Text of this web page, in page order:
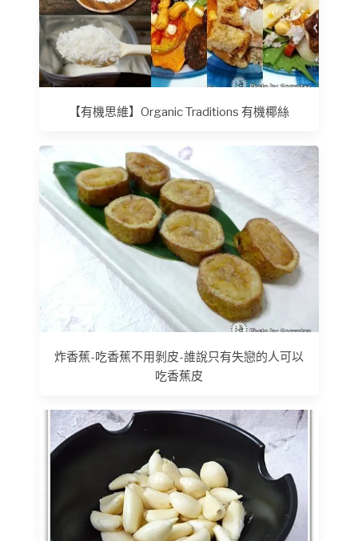
【有機思維】Organic Traditions 有機椰絲
炸香蕉-吃香蕉不用剝皮-誰說只有失戀的人可以
吃香蕉皮